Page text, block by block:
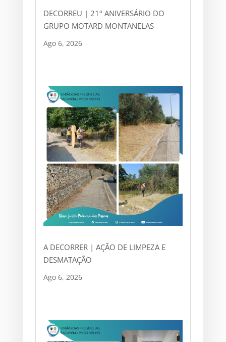
DECORREU | 21º ANIVERSÁRIO DO
GRUPO MOTARD MONTANELAS
Ago 6, 2026
A DECORRER | AÇÃO DE LIMPEZA E
DESMATAÇÃO
Ago 6, 2026